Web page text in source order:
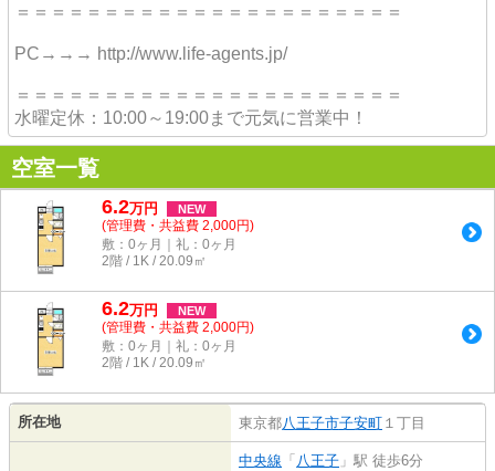
＝＝＝＝＝＝＝＝＝＝＝＝＝＝＝＝＝＝＝＝＝＝
PC→→→ http://www.life-agents.jp/
＝＝＝＝＝＝＝＝＝＝＝＝＝＝＝＝＝＝＝＝＝＝
水曜定休：10:00～19:00まで元気に営業中！
空室一覧
6.2万円 NEW
(管理費・共益費 2,000円)
敷：0ヶ月｜礼：0ヶ月
2階 / 1K / 20.09㎡
6.2万円 NEW
(管理費・共益費 2,000円)
敷：0ヶ月｜礼：0ヶ月
2階 / 1K / 20.09㎡
所在地 東京都八王子市子安町 １丁目
中央線 「 八王子 」駅 徒歩6分